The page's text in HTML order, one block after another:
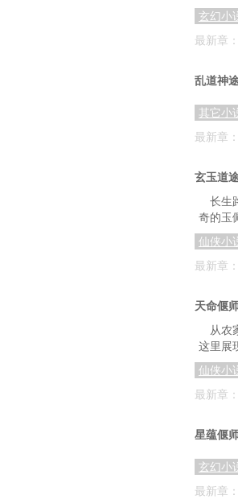
玄幻小
最新章：
乱道神
其它小
最新章：
玄玉道
长生
奇的玉
仙侠小
最新章：
天命偃
从农
这里展
仙侠小
最新章：
星蕴偃
玄幻小
最新章：